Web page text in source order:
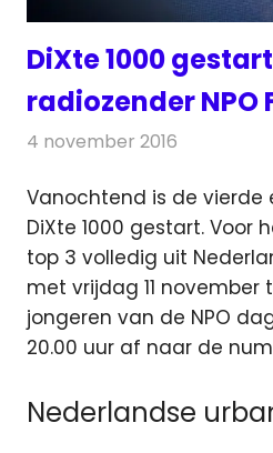
DiXte 1000
radiozender NPO
4 november 2016
Vanochtend is de vierde
DiXte 1000 gestart. Voor
top 3 volledig uit
met vrijdag 11 november
jongeren van de NPO
20.00 uur af naar de
Nederlandse